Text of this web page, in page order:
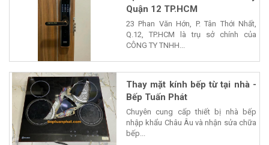
Quận 12 TP.HCM
23 Phan Văn Hớn, P. Tân Thới Nhất,
Q.12, TP.HCM là trụ sở chính của
CÔNG TY TNHH...
Thay mặt kính bếp từ tại nhà -
Bếp Tuấn Phát
Chuyên cung cấp thiết bị nhà bếp
nhập khẩu Châu Âu và nhận sửa chữa
bếp...